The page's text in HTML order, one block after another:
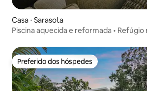
Casa ⋅ Sarasota
Piscina aquecida e reformada • Refúgio
Preferido dos hóspedes
Preferido dos hóspedes